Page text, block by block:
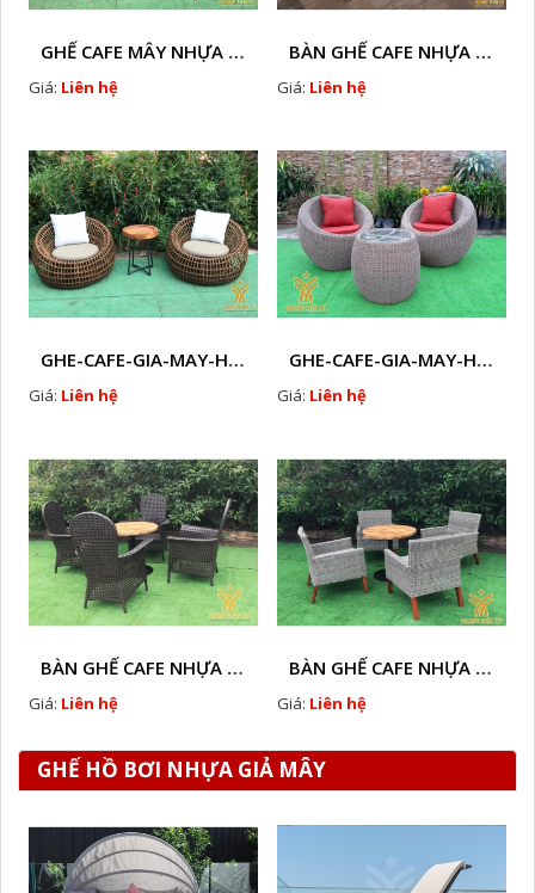
GHẾ CAFE MÂY NHỰA HTT - L130
Giá: Liên hệ
BÀN GHẾ CAFE NHỰA GIẢ MÂY HTT - L71
Giá: Liên hệ
GHE-CAFE-GIA-MAY-HTT - L114
Giá: Liên hệ
GHE-CAFE-GIA-MAY-HTT - L113
Giá: Liên hệ
BÀN GHẾ CAFE NHỰA GIẢ MÂY HTT - L018
Giá: Liên hệ
BÀN GHẾ CAFE NHỰA GIẢ MÂY HTT - L107
Giá: Liên hệ
GHẾ HỒ BƠI NHỰA GIẢ MÂY